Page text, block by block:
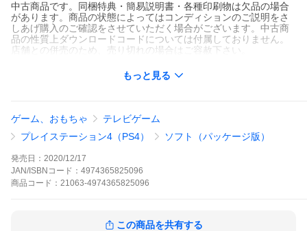
中古商品です。同梱特典・簡易説明書・各種印刷物は欠品の場合
があります。商品の状態によってはコンディションのご説明をさ
しあげ購入のご確認をさせていただく場合がございます。中古商
品の性質上ダウンロードコードについては付属しておりません。
店舗との併売のため、売り切れの場合はご容赦下さい。
もっと見る
ゲーム、おもちゃ
テレビゲーム
プレイステーション4（PS4）
ソフト（パッケージ版）
発売日： 2020/12/17
JAN/ISBNコード： 4974365825096
商品 コード： 21063-4974365825096
この商品を共有する